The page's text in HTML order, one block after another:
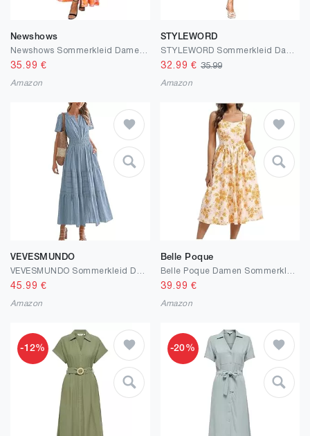
Newshows
35.99 €
Amazon
STYLEWORD
32.99 € 35.99
Amazon
VEVESMUNDO
45.99 €
Amazon
Belle Poque
39.99 €
Amazon
-12% -20%